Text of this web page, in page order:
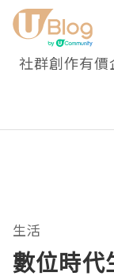
社群創作有價
生活
數位時代